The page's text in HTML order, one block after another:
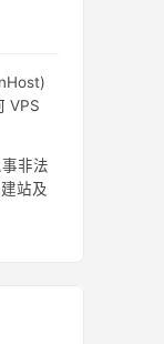
VPS
非法
站及